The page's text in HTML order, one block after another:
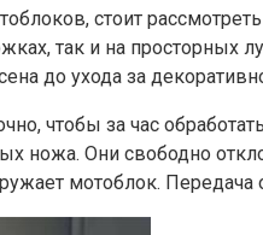
стоит
так и на просторных
до ухода за
чтобы за час
ножа. Они свободно
мотоблок.